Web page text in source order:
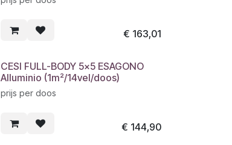
€ 163,01
CESI FULL-BODY 5x5 ESAGONO
Alluminio (1m²/14vel/doos)
prijs per doos
€ 144,90